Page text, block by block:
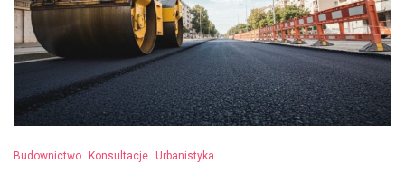
Budownictwo Konsultacje Urbanistyka